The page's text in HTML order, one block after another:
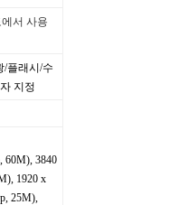
서 사용
/플래시/수
지정
60M), 3840
1920 x
25M),